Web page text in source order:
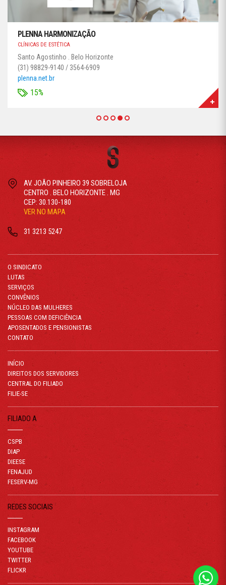
PLENNA HARMONIZAÇÃO
CLÍNICAS DE ESTÉTICA
Santo Agostinho . Belo Horizonte
(31) 98829-9140 / 3564-6909
plenna.net.br
15%
AV. JOÃO PINHEIRO 39 SOBRELOJA
CENTRO . BELO HORIZONTE . MG
CEP: 30.130-180
VER NO MAPA
31 3213 5247
O SINDICATO
LUTAS
SERVIÇOS
CONVÊNIOS
NÚCLEO DAS MULHERES
PESSOAS COM DEFICIÊNCIA
APOSENTADOS E PENSIONISTAS
CONTATO
INÍCIO
DIREITOS DOS SERVIDORES
CENTRAL DO FILIADO
FILIE-SE
FILIADO A
CSPB
DIAP
DIEESE
FENAJUD
FESERV-MG
REDES SOCIAIS
INSTAGRAM
FACEBOOK
YOUTUBE
TWITTER
FLICKR